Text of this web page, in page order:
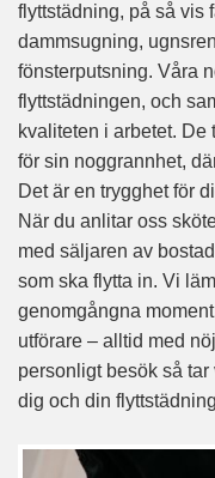
flyttstädning, på så vis
dammsugning,
fönsterputsning. Våra
flyttstädningen, och
kvaliteten i arbetet.
för sin noggrannhet,
Det är en trygghet för
När du anlitar oss
med säljaren av
som ska flytta in. Vi
genomgångna
utförare – alltid med
personligt besök så
dig och din